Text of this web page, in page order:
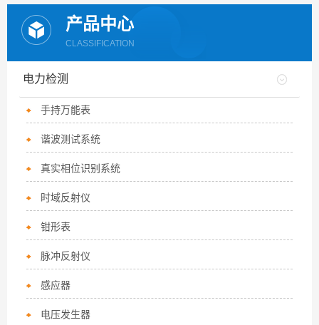
产品中心
CLASSIFICATION
电力检测
手持万能表
谐波测试系统
真实相位识别系统
时域反射仪
钳形表
脉冲反射仪
感应器
电压发生器